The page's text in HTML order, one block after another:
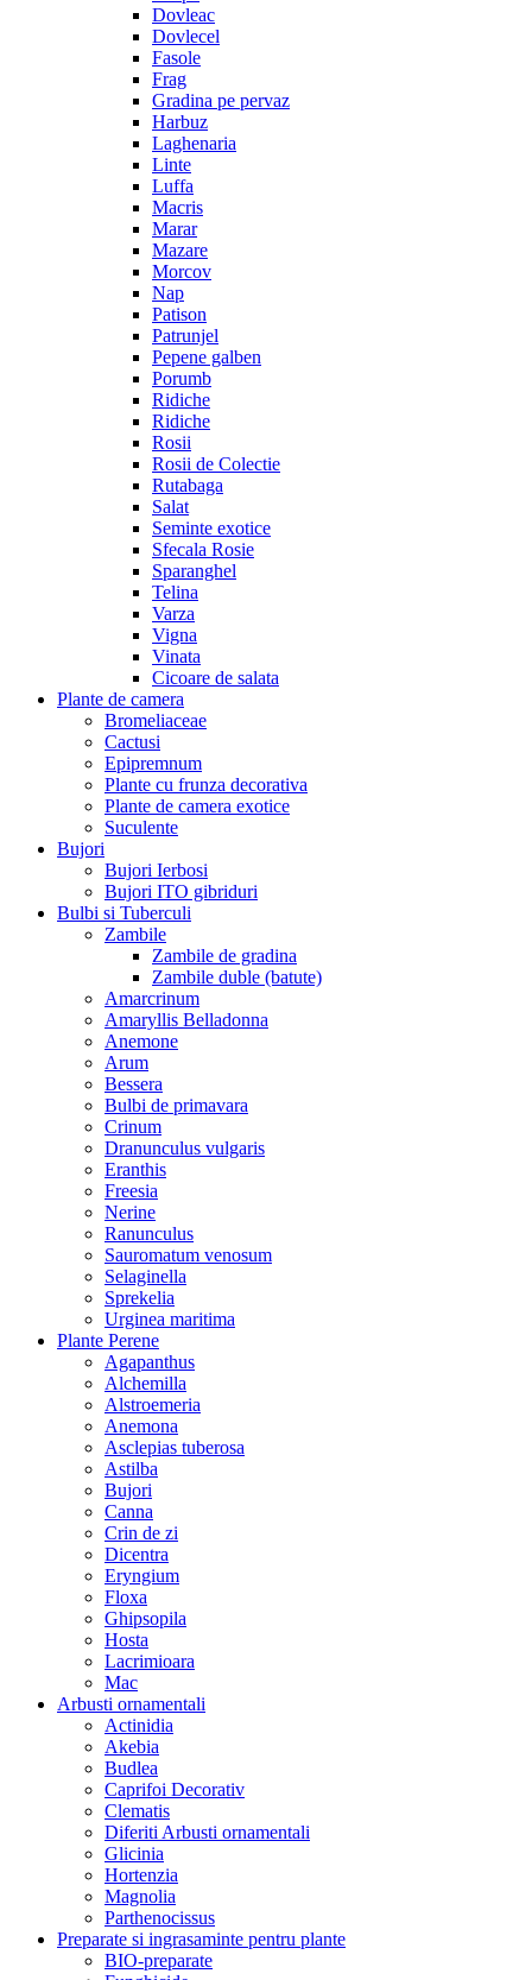
Dovleac
Dovlecel
Fasole
Frag
Gradina pe pervaz
Harbuz
Laghenaria
Linte
Luffa
Macris
Marar
Mazare
Morcov
Nap
Patison
Patrunjel
Pepene galben
Porumb
Ridiche
Ridiche
Rosii
Rosii de Colectie
Rutabaga
Salat
Seminte exotice
Sfecala Rosie
Sparanghel
Telina
Varza
Vigna
Vinata
Сicoare de salata
Plante de camera
Bromeliaceae
Cactusi
Epipremnum
Plante cu frunza decorativa
Plante de camera exotice
Suculente
Bujori
Bujori Ierbosi
Bujori ITO gibriduri
Bulbi si Tuberculi
Zambile
Zambile de gradina
Zambile duble (batute)
Amarcrinum
Amaryllis Belladonna
Anemone
Arum
Bessera
Bulbi de primavara
Crinum
Dranunculus vulgaris
Eranthis
Freesiа
Nerine
Ranunculus
Sauromatum venosum
Selaginella
Sprekelia
Urginea maritima
Plante Perene
Agapanthus
Alchemilla
Alstroemeria
Anemona
Asclepias tuberosa
Astilba
Bujori
Canna
Crin de zi
Dicentra
Eryngium
Floxa
Ghipsopila
Hosta
Lacrimioara
Mac
Arbusti ornamentali
Actinidia
Akebia
Budlea
Caprifoi Decorativ
Clematis
Diferiti Arbusti ornamentali
Glicinia
Hortenzia
Magnolia
Parthenocissus
Preparate si ingrasaminte pentru plante
BIO-preparate